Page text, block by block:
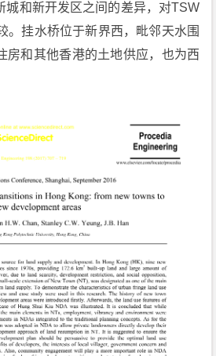
城和新开发区之间的差异，对TSW
。挂水桥位于新界西，毗邻天水围
房和其他香港的土地供应，也为西